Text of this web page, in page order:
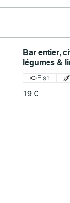
Bar entier,
légumes &
19 €
Fish